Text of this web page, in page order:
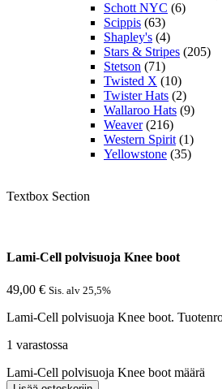
Schott NYC (6)
Scippis (63)
Shapley's (4)
Stars & Stripes (205)
Stetson (71)
Twisted X (10)
Twister Hats (2)
Wallaroo Hats (9)
Weaver (216)
Western Spirit (1)
Yellowstone (35)
Textbox Section
Lami-Cell polvisuoja Knee boot
49,00 € Sis. alv 25,5%
Lami-Cell polvisuoja Knee boot.
1 varastossa
Lami-Cell polvisuoja Knee boot määrä